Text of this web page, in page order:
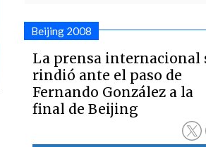
Beijing 2008
La prensa internacional
rindió ante el paso de
Fernando González a la
final de Beijing